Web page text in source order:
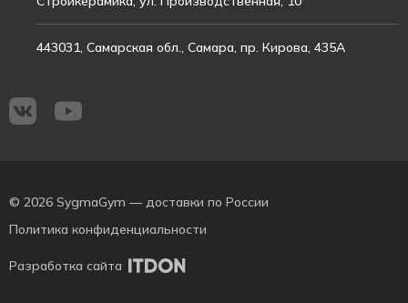
443031, Самарская обл., Самара, пр. Кирова, 435А
© 2026 SygmaGym — доставки по России
Политика конфиденциальности
Разработка сайта